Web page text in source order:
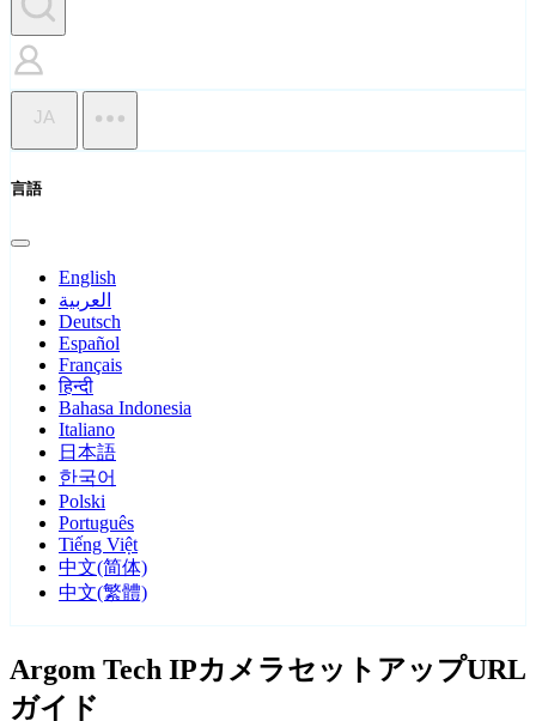
JA
言語
English
العربية
Deutsch
Español
Français
हिन्दी
Bahasa Indonesia
Italiano
日本語
한국어
Polski
Português
Tiếng Việt
中文(简体)
中文(繁體)
Argom Tech IPカメラセットアップURL
ガイド